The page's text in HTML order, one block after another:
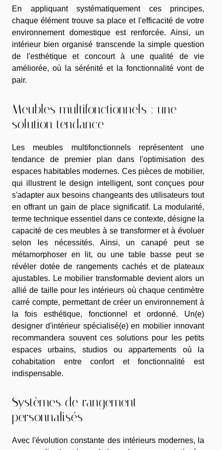
En appliquant systématiquement ces principes,
chaque élément trouve sa place et l'efficacité de votre
environnement domestique est renforcée. Ainsi, un
intérieur bien organisé transcende la simple question
de l'esthétique et concourt à une qualité de vie
améliorée, où la sérénité et la fonctionnalité vont de
pair.
Meubles multifonctionnels : une
solution tendance
Les meubles multifonctionnels représentent une
tendance de premier plan dans l'optimisation des
espaces habitables modernes. Ces pièces de mobilier,
qui illustrent le design intelligent, sont conçues pour
s'adapter aux besoins changeants des utilisateurs tout
en offrant un gain de place significatif. La modularité,
terme technique essentiel dans ce contexte, désigne la
capacité de ces meubles à se transformer et à évoluer
selon les nécessités. Ainsi, un canapé peut se
métamorphoser en lit, ou une table basse peut se
révéler dotée de rangements cachés et de plateaux
ajustables. Le mobilier transformable devient alors un
allié de taille pour les intérieurs où chaque centimètre
carré compte, permettant de créer un environnement à
la fois esthétique, fonctionnel et ordonné. Un(e)
designer d'intérieur spécialisé(e) en mobilier innovant
recommandera souvent ces solutions pour les petits
espaces urbains, studios ou appartements où la
cohabitation entre confort et fonctionnalité est
indispensable.
Systèmes de rangement
personnalisés
Avec l'évolution constante des intérieurs modernes, la